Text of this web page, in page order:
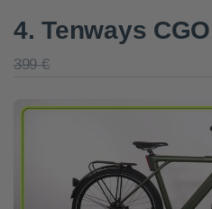
4. Tenways
399 €